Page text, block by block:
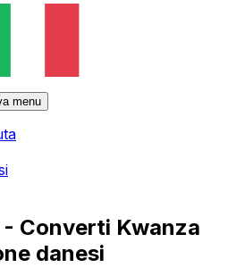
menu
- Converti Kwanza
danesi